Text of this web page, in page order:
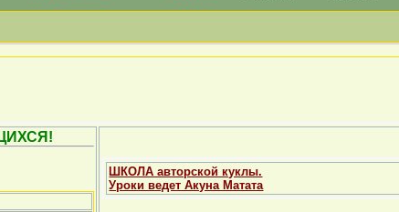
ШКОЛА авторской куклы.
Уроки ведет Акуна Матата